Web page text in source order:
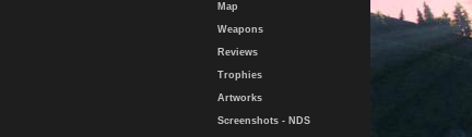
Map
Weapons
Reviews
Trophies
Artworks
Screenshots - NDS